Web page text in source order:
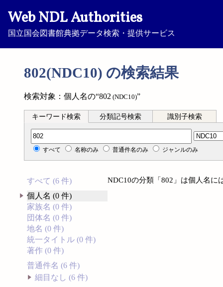
Web NDL Authorities
国立国会図書館典拠データ検索・提供サービス
802(NDC10) の検索結果
検索対象：個人名の“802 (NDC10)”
キーワード検索 分類記号検索 識別子検索
分類記号検索
すべて 名称のみ 普通件名のみ ジャンルのみ
すべて (6 件)
個人名 (0 件)
家族名 (0 件)
団体名 (0 件)
地名 (0 件)
統一タイトル (0 件)
著作 (0 件)
普通件名 (6 件)
細目なし (6 件)
NDC10の分類「802」は個人名に